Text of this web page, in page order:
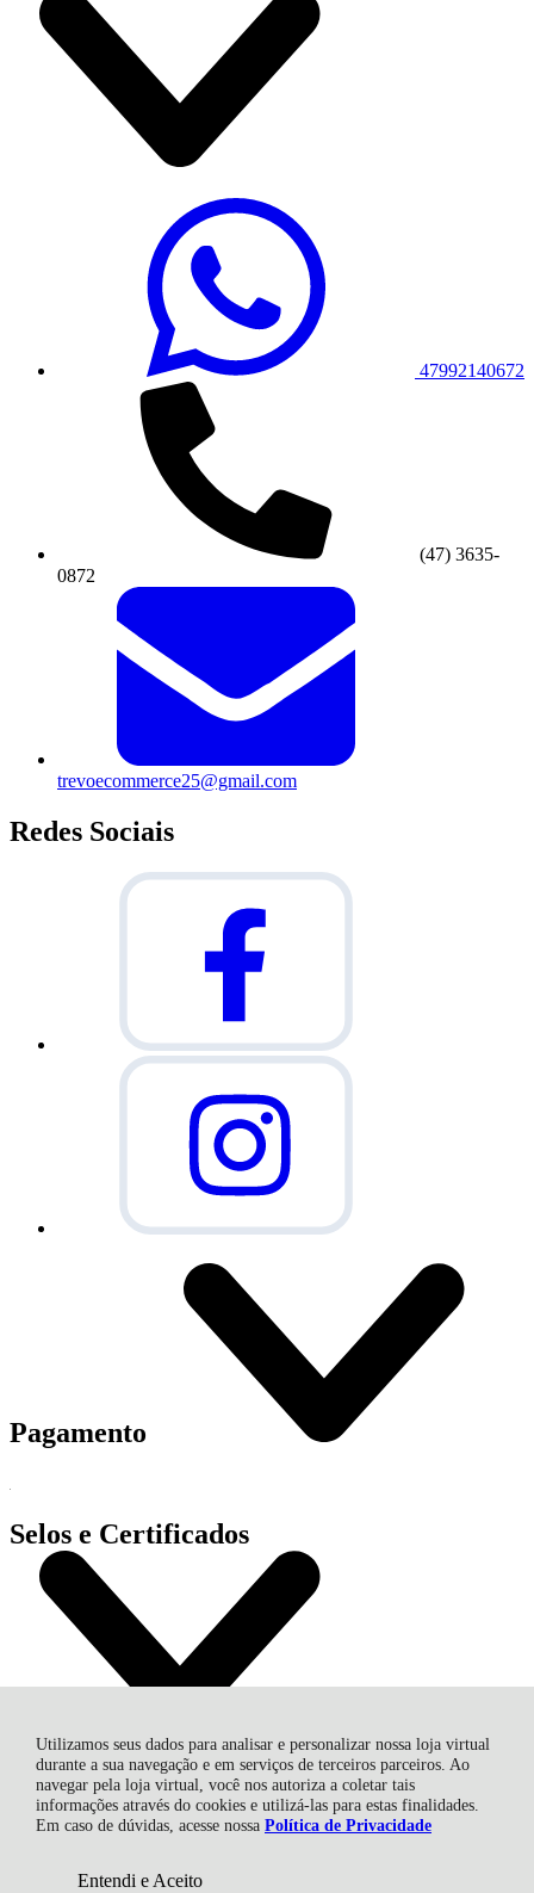
Utilizamos seus dados para analisar e personalizar nossa loja virtual
durante a sua navegação e em serviços de terceiros parceiros. Ao
navegar pela loja virtual, você nos autoriza a coletar tais
informações através do cookies e utilizá-las para estas finalidades.
Em caso de dúvidas, acesse nossa Política de Privacidade
Entendi e Aceito
47992140672
(47) 3635-
0872
trevoecommerce25@gmail.com
Redes Sociais
Pagamento
Selos e Certificados
Radiadores São Bento Ltda, Rodovia SC 418, - 937 - Dona
Francisca - 89284-665 - São Bento do Sul - SC
Radiadores Trevo - 2026